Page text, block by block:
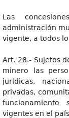
Las
administración
vigente, a todos
Art. 28.- Sujetos
minero las
jurídicas,
privadas,
funcionamiento
vigentes en el